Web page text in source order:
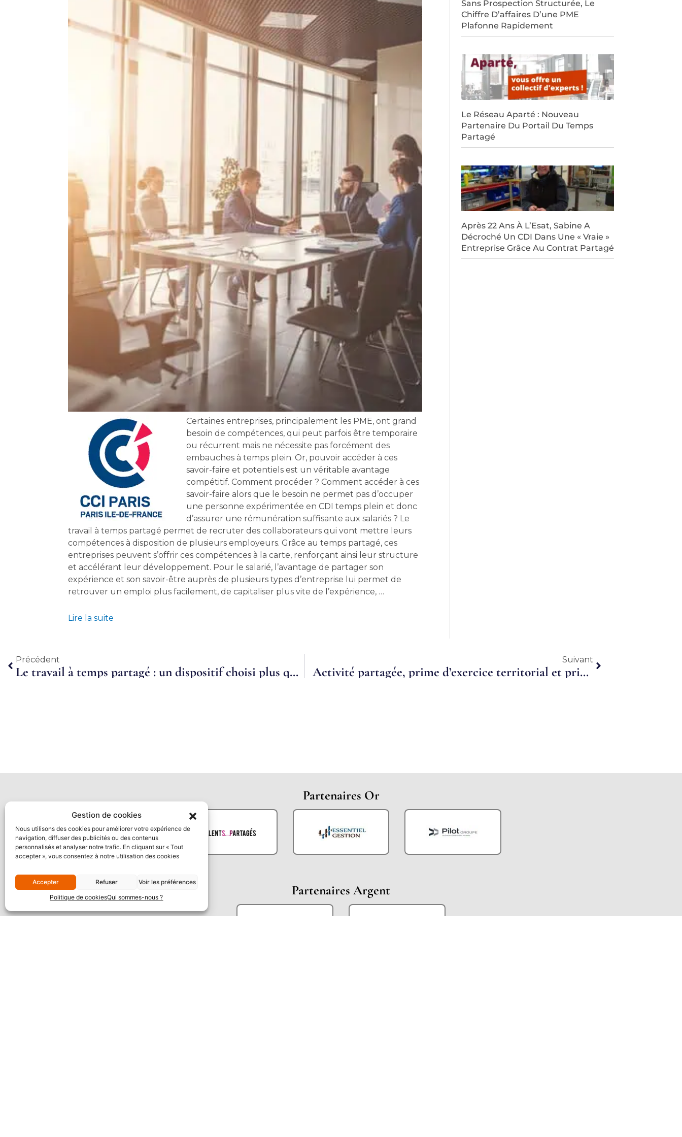
Gestion de cookies
Nous utilisons des cookies pour améliorer votre expérience de
navigation, diffuser des publicités ou des contenus
personnalisés et analyser notre trafic. En cliquant sur « Tout
accepter », vous consentez à notre utilisation des cookies
Accepter Refuser
Voir les préférences
Politique de cookiesQui sommes-nous ?
Certaines entreprises, principalement les PME, ont grand
besoin de compétences, qui peut parfois être temporaire
ou récurrent mais ne nécessite pas forcément des
embauches à temps plein. Or, pouvoir accéder à ces
savoir-faire et potentiels est un véritable avantage
compétitif. Comment procéder ? Comment accéder à ces
savoir-faire alors que le besoin ne permet pas d’occuper
une personne expérimentée en CDI temps plein et donc
d’assurer une rémunération suffisante aux salariés ? Le
travail à temps partagé permet de recruter des collaborateurs qui vont mettre leurs
compétences à disposition de plusieurs employeurs. Grâce au temps partagé, ces
entreprises peuvent s’offrir ces compétences à la carte, renforçant ainsi leur structure
et accélérant leur développement. Pour le salarié, l’avantage de partager son
expérience et son savoir-être auprès de plusieurs types d’entreprise lui permet de
retrouver un emploi plus facilement, de capitaliser plus vite de l’expérience, …
Lire la suite
Sans Prospection Structurée, Le
Chiffre D’affaires D’une PME
Plafonne Rapidement
Le Réseau Aparté : Nouveau
Partenaire Du Portail Du Temps
Partagé
Après 22 Ans À L’Esat, Sabine A
Décroché Un CDI Dans Une « Vraie »
Entreprise Grâce Au Contrat Partagé
Précédent
Précédent
Le travail à temps partagé : un dispositif choisi plus que subi
Suivant
Activité partagée, prime d’exercice territorial et prime d’engagement dans la carrière hospitalière : décrets et arrêtés du 14 mars 2017
Partenaires Or
Partenaires Argent